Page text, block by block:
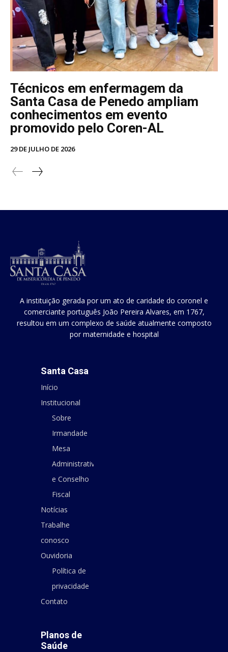
Técnicos em enfermagem da
Santa Casa de Penedo ampliam
conhecimentos em evento
promovido pelo Coren-AL
29 DE JULHO DE 2026
A instituição gerada por um ato de caridade do coronel e
comerciante português João Pereira Alvares, em 1767,
resultou em um complexo de saúde atualmente composto
por maternidade e hospital
Santa Casa
Início
Institucional
Sobre
Irmandade
Mesa
Administrativa
e Conselho
Fiscal
Notícias
Trabalhe
conosco
Ouvidoria
Política de
privacidade
Contato
Planos de
Saúde